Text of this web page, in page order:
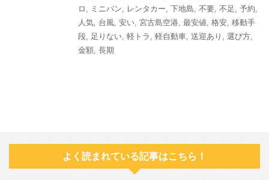
ロ
ミニバン レンタカー 下地島 不要 不足 予約
人気 台風 安い 宮古島空港 最安値 格安 移動手
段
足りない 軽トラ 軽自動車 送迎あり 選び方
金額 長期
よく読まれている記事はこちら！